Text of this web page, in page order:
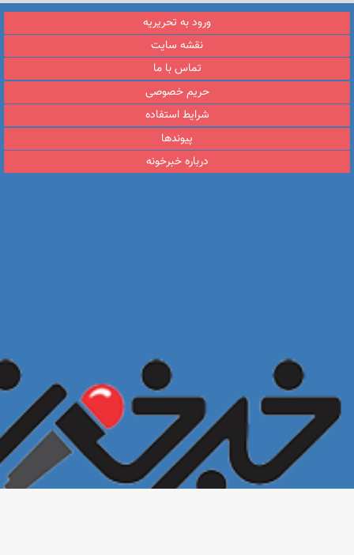
ورود به تحریریه
نقشه سایت
تماس با ما
حریم خصوصی
شرایط استفاده
پیوندها
درباره خبرخونه